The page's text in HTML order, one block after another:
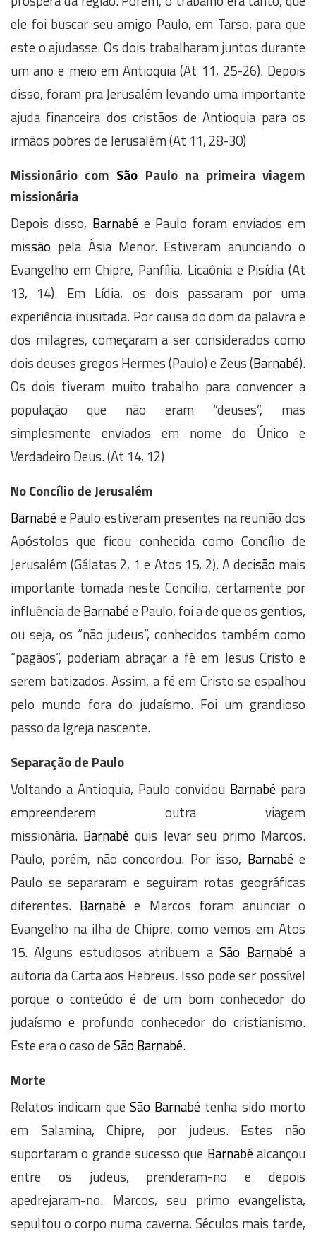
ele foi buscar seu amigo Paulo, em Tarso, para que
este o ajudasse. Os dois trabalharam juntos durante
um ano e meio em Antioquia (At 11, 25-26). Depois
disso, foram pra Jerusalém levando uma importante
ajuda financeira dos cristãos de Antioquia para os
irmãos pobres de Jerusalém (At 11, 28-30)
Missionário com São Paulo na primeira viagem
missionária
Depois disso, Barnabée Paulo foram enviados em
missão pela Ásia Menor. Estiveram anunciando o
Evangelho em Chipre, Panfília, Licaônia e Pisídia (At
13, 14). Em Lídia, os dois passaram por uma
experiência inusitada. Por causa do dom da palavra e
dos milagres, começaram a ser considerados como
dois deuses gregos Hermes (Paulo) e Zeus (Barnabé).
Os dois tiveram muito trabalho para convencer a
população que não eram “deuses”, mas
simplesmente enviados em nome do Único e
Verdadeiro Deus. (At 14, 12)
No Concílio de Jerusalém
Barnabée Paulo estiveram presentes na reunião dos
Apóstolos que ficou conhecida como Concílio de
Jerusalém (Gálatas 2, 1 e Atos 15, 2). A decisãomais
importante tomada neste Concílio, certamente por
influência deBarnabée Paulo, foi a de que os gentios,
ou seja, os “não judeus”, conhecidos também como
“pagãos”, poderiam abraçar a fé em Jesus Cristo e
serem batizados. Assim, a fé em Cristo se espalhou
pelo mundo fora do judaísmo. Foi um grandioso
passo da Igreja nascente.
Separação de Paulo
Voltando a Antioquia, Paulo convidou Barnabé para
empreenderem outra viagem
missionária. Barnabé quis levar seu primo Marcos.
Paulo, porém, não concordou. Por isso, Barnabée
Paulo se separaram e seguiram rotas geográficas
diferentes. Barnabé e Marcos foram anunciar o
Evangelho na ilha de Chipre, como vemos em Atos
15. Alguns estudiosos atribuem aSão Barnabéa
autoria da Carta aos Hebreus. Isso pode ser possível
porque o conteúdo é de um bom conhecedor do
judaísmo e profundo conhecedor do cristianismo.
Este era o caso deSãoBarnabé.
Morte
Relatos indicam que São Barnabé tenha sido morto
em Salamina, Chipre, por judeus. Estes não
suportaram o grande sucesso que Barnabéalcançou
entre os judeus, prenderam-no e depois
apedrejaram-no. Marcos, seu primo evangelista,
sepultou o corpo numa caverna. Séculos mais tarde,